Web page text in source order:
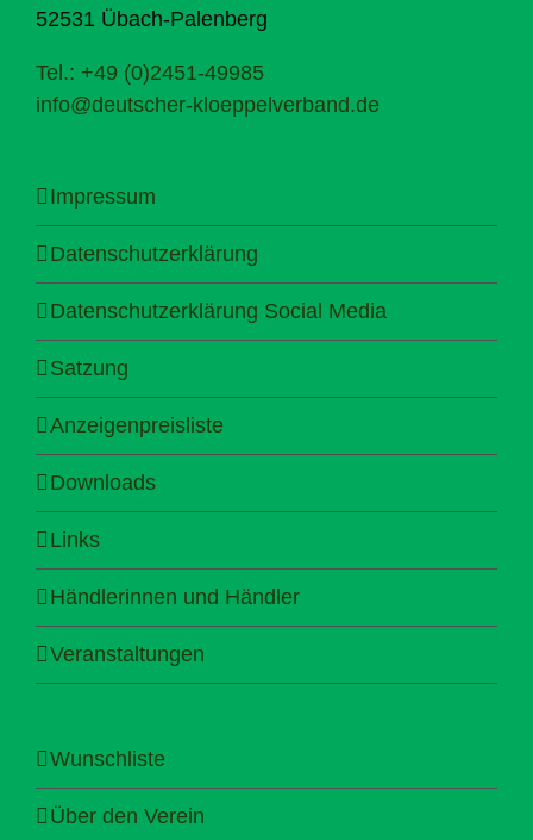
52531 Übach-Palenberg
Tel.: +49 (0)2451-49985
info@deutscher-kloeppelverband.de
Impressum
Datenschutzerklärung
Datenschutzerklärung Social Media
Satzung
Anzeigenpreisliste
Downloads
Links
Händlerinnen und Händler
Veranstaltungen
Wunschliste
Über den Verein